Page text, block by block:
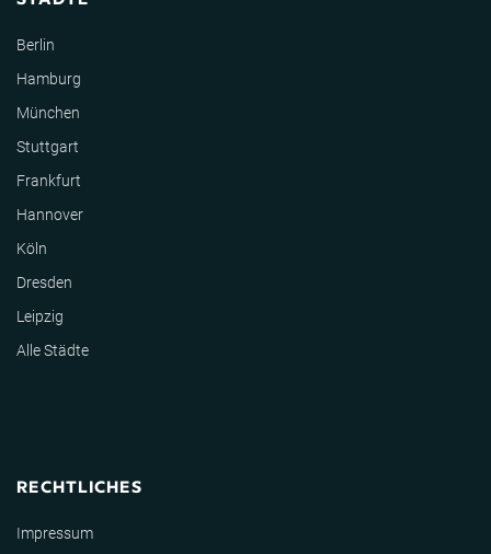
Berlin
Hamburg
München
Stuttgart
Frankfurt
Hannover
Köln
Dresden
Leipzig
Alle Städte
RECHTLICHES
Impressum